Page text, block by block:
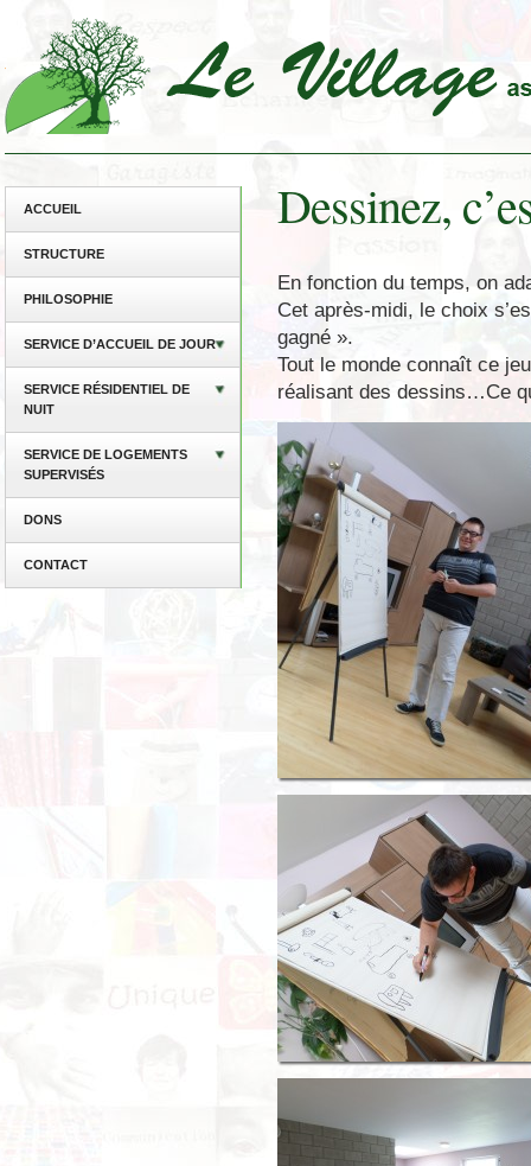
Dessinez,
ACCUEIL
STRUCTURE
PHILOSOPHIE
SERVICE D’ACCUEIL DE JOUR
SERVICE RÉSIDENTIEL DE
NUIT
SERVICE DE LOGEMENTS
SUPERVISÉS
DONS
CONTACT
En fonction du temps, on
Cet après-midi, le choix
gagné ».
Tout le monde connaît ce
réalisant des dessins…Ce